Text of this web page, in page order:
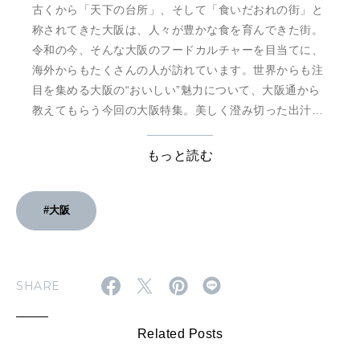
古くから「天下の台所」、そして「食いだおれの街」と
称されてきた大阪は、人々が豊かな食を育んできた街。
令和の今、そんな大阪のフードカルチャーを目当てに、
海外からもたくさんの人が訪れています。世界からも注
目を集める大阪の“おいしい”魅力について、大阪通から
教えてもらう今回の大阪特集。美しく澄み切った出汁の
きたての音…。エリア、ジャンル、テーマにわけて五感
もっと読む
#大阪
SHARE
Related Posts